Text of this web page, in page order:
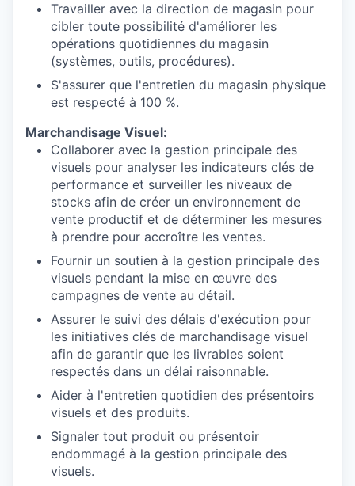
Travailler avec la direction de magasin pour
cibler toute possibilité d'améliorer les
opérations quotidiennes du magasin
(systèmes, outils, procédures).
S'assurer que l'entretien du magasin physique
est respecté à 100 %.
Marchandisage Visuel:
Collaborer avec la gestion principale des
visuels pour analyser les indicateurs clés de
performance et surveiller les niveaux de
stocks afin de créer un environnement de
vente productif et de déterminer les mesures
à prendre pour accroître les ventes.
Fournir un soutien à la gestion principale des
visuels pendant la mise en œuvre des
campagnes de vente au détail.
Assurer le suivi des délais d'exécution pour
les initiatives clés de marchandisage visuel
afin de garantir que les livrables soient
respectés dans un délai raisonnable.
Aider à l'entretien quotidien des présentoirs
visuels et des produits.
Signaler tout produit ou présentoir
endommagé à la gestion principale des
visuels.